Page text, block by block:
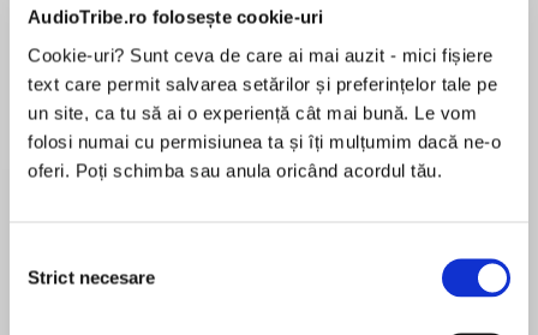
AudioTribe.ro folosește cookie-uri
Cookie-uri? Sunt ceva de care ai mai auzit - mici fișiere
text care permit salvarea setărilor și preferințelor tale pe
un site, ca tu să ai o experiență cât mai bună. Le vom
folosi numai cu permisiunea ta și îți mulțumim dacă ne-o
oferi. Poți schimba sau anula oricând acordul tău.
consimțământului
Strict necesare
Elita de Argint (Elita
de...
Dani Francis
Diavolul se îmbracă de
la...
Lauren Weisberger
Desprecarte
of love and redemption during a time of war.